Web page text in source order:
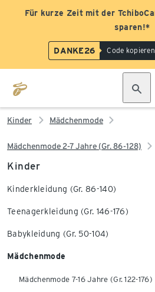
Für kurze Zeit mit der
sparen!*
DANKE26 Code kopieren
Kinder Mädchenmode
Mädchenmode 2-7 Jahre (Gr. 86-128)
Kinder
Kinderkleidung (Gr. 86-140)
Teenagerkleidung (Gr. 146-176)
Babykleidung (Gr. 50-104)
Mädchenmode
Mädchenmode 7-16 Jahre (Gr. 122-176)